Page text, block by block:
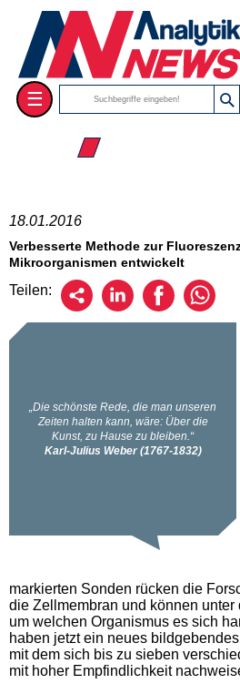
☰
☰ 2016
18.01.2016
Verbesserte Methode zur
Mikroorganismen entwickelt
Teilen:
markierten Sonden rücken die
die Zellmembran und können unter
um welchen Organismus es sich
haben jetzt ein neues
mit dem sich bis zu sieben
mit hoher Empfindlichkeit